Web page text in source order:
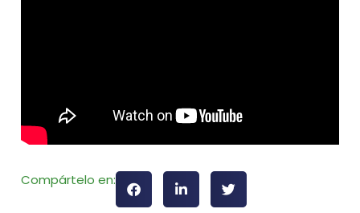
Compártelo en: